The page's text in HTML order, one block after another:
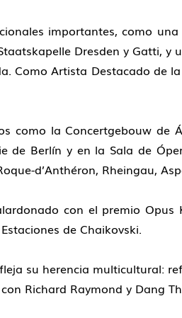
importantes, como
Dresden y Gatti, y
Como Artista Destacado de
como la Concertgebouw de
Berlín y en la Sala de
d’Anthéron, Rheingau,
con el premio
de Chaikovski.
su herencia multicultural:
Richard Raymond y Dang